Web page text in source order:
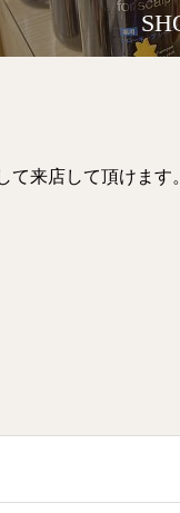
来店して頂けます。